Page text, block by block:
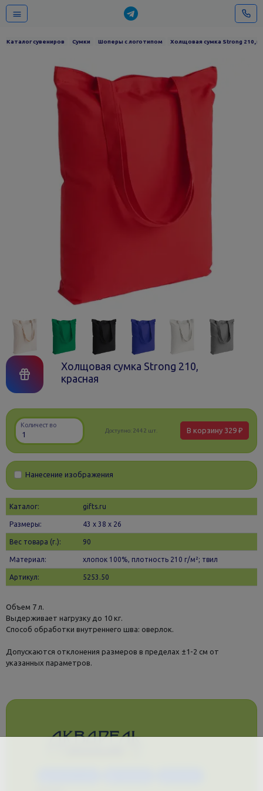
Каталог сувениров Сумки Шоперы с логотипом Холщовая сумка Strong 210,
Холщовая сумка Strong 210,
красная
Количество
Доступно: 2442 шт. В корзину 329 ₽
Нанесение изображения
Каталог: gifts.ru
Размеры: 43 х 38 x 26
Вес товара (г.): 90
Материал: хлопок 100%, плотность 210 г/м²; твил
Артикул: 5253.50
Объем 7 л.
Выдерживает нагрузку до 10 кг.
Способ обработки внутреннего шва: оверлок.
Допускаются отклонения размеров в пределах ±1-2 см от
указанных параметров.